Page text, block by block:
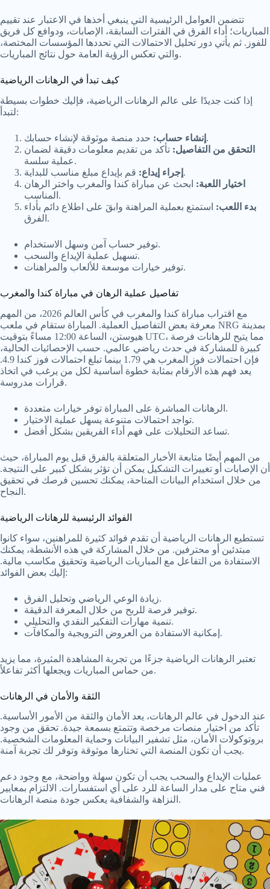
تتضمن العوامل الرئيسية التي ينبغي أخذها في الاعتبار عند تقييم
المباريات؛ أداء الفرق في الفترات السابقة، الإصابات، ودوافع كل فريق
للفوز. ثم يأتي دور تحليل الاحتمالات التي تحددها المؤسسات المختصة،
والتي تعكس الرؤية العامة حول نتائج المباريات.
كيف تبدأ في الرهانات الرياضية
إذا كنت جديدًا على عالم الرهانات الرياضية، فإليك خطوات بسيطة
لتبدأ:
إنشاء حساب: حدد منصة موثوقة لإنشاء حسابك.
التحقق من التفاصيل: تأكد من تقديم معلومات دقيقة لضمان
عملية سلسة.
إجراء إيداع: قم بإيداع مبلغ مناسب للبداية.
اختيار اللعبة: ابحث عن مباراة كندا والمغرب واختر الرهان
المناسب.
بدء اللعب: استمتع بعملية المراهنة وابقَ على اطلاع دائم بأداء
الفرق.
توفير حساب آمن وسهل الاستخدام.
تسهيل عملية الإيداع والسحب.
توفير خيارات موسعة للألعاب والمراهنات.
تفاصيل عملية الرهان في مباراة كندا والمغرب
مع اقتراب مباراة كندا والمغرب في كأس العالم 2026، من المهم
معرفة بعض التفاصيل العملية. المباراة ستقام في ملعب NRG بمدينة
هيوستن، الساعة 12:00 مساءً بتوقيت UTC، مما يتيح للرهانات فرصة
كبيرة للمشاركة في حدث رياضي عالمي. حسب الإحصائيات الحالية،
فإن احتمالات فوز المغرب هي 1.79 بينما تبلغ احتمالات فوز كندا 4.9.
يعد فهم هذه الأرقام بمثابة خطوة أساسية لكل من يرغب في اتخاذ
قرارات مدروسة.
الرهانات المباشرة على المباراة توفر خيارات متعددة.
تواجد احتمالات متنوعة يسهل عملية الاختيار.
تساعد التحليلات على فهم أداء الفريقين بشكل أفضل.
من المهم أيضًا متابعة الأخبار المتعلقة بالفرق قبل يوم المباراة، حيث
أن الإصابات أو تغييرات التشكيل يمكن أن تؤثر بشكل كبير على النتيجة.
من خلال استخدام البيانات المتاحة، يمكنك تحسين فرصك في تحقيق
النجاح.
الفوائد الرئيسية للرهانات الرياضية
تستطيع الرهانات الرياضية أن تقدم فوائد كثيرة للمراهنين، سواء كانوا
مبتدئين أو محترفين. من خلال المشاركة في هذه الأنشطة، يمكنك
الاستفادة من التفاعل مع المباريات الرياضية وتحقيق مكاسب مالية.
إليك بعض الفوائد:
زيادة الوعي الرياضي وتحليل الفرق.
توفير فرصة للربح من خلال المعرفة الدقيقة.
تنمية مهارات التفكير النقدي والتحليلي.
إمكانية الاستفادة من العروض الترويجية والمكافآت.
تعتبر الرهانات الرياضية جزءًا من تجربة المشاهدة المثيرة، مما يزيد
من حماس المباريات ويجعلها أكثر تفاعلاً.
الثقة والأمان في الرهانات
عند الدخول في عالم الرهانات، يعد الأمان والثقة من الأمور الأساسية.
تأكد من اختيار منصات مرخصة وتتمتع بسمعة جيدة. تحقق من وجود
بروتوكولات الأمان، مثل تشفير البيانات وحماية المعلومات الشخصية.
يجب أن تكون المنصة التي تختارها موثوقة وتوفر لك تجربة آمنة.
عمليات الإيداع والسحب يجب أن تكون سهلة وواضحة، مع وجود دعم
فني متاح على مدار الساعة للرد على أي استفسارات. الالتزام بمعايير
النزاهة والشفافية يعكس جودة منصة الرهانات.